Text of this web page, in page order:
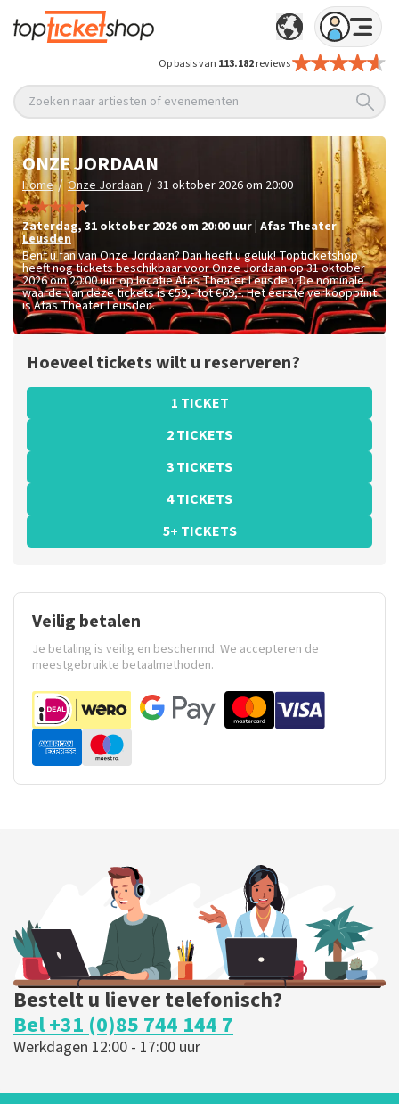
Op basis van 113.182reviews
Zoeken naar artiesten of evenementen
ONZE JORDAAN
Home / Onze Jordaan / 31 oktober 2026 om 20:00
zaterdag, 31 oktober 2026 om 20:00 uur Afas Theater
Leusden
Bent u fan van Onze Jordaan? Dan heeft u geluk! Topticketshop
heeft nog tickets beschikbaar voor Onze Jordaan op 31 oktober
2026 om 20:00 uur op locatie Afas Theater Leusden. De nominale
waarde van deze tickets is€59,- tot €69,-. Het eerste verkooppunt
is Afas Theater Leusden.
Hoeveel tickets wilt u reserveren?
1 TICKET
2 TICKETS
3 TICKETS
4 TICKETS
5+ TICKETS
Veilig betalen
Je betaling is veilig en beschermd. We accepteren de
meestgebruikte betaalmethoden.
Bestelt u liever telefonisch?
Bel +31 (0)85 744 144 7
Werkdagen 12:00 - 17:00 uur